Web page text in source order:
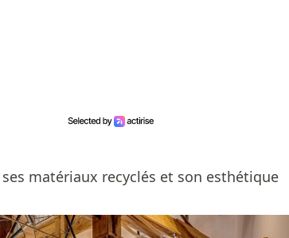
matériaux recyclés et son esthétique